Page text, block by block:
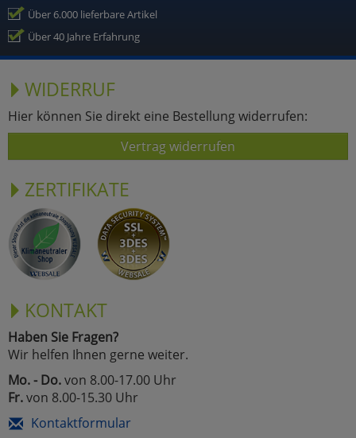
Über 6.000 lieferbare Artikel
Über 40 Jahre Erfahrung
WIDERRUF
Hier können Sie direkt eine Bestellung widerrufen:
Vertrag widerrufen
ZERTIFIKATE
KONTAKT
Haben Sie Fragen?
Wir helfen Ihnen gerne weiter.
Mo. - Do.von 8.00-17.00 Uhr
Fr.von 8.00-15.30 Uhr
Kontaktformular